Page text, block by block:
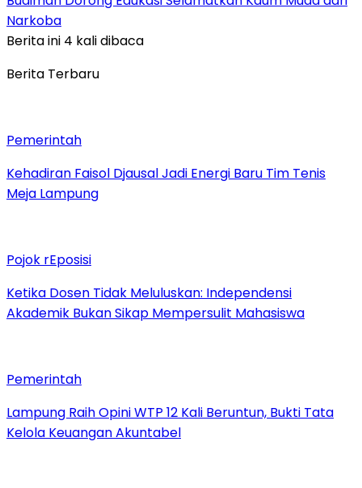
Narkoba
Berita ini 4 kali dibaca
Berita Terbaru
Pemerintah
Kehadiran Faisol Djausal Jadi Energi Baru Tim Tenis
Meja Lampung
Pojok rEposisi
Ketika Dosen Tidak Meluluskan: Independensi
Akademik Bukan Sikap Mempersulit Mahasiswa
Pemerintah
Lampung Raih Opini WTP 12 Kali Beruntun, Bukti Tata
Kelola Keuangan Akuntabel